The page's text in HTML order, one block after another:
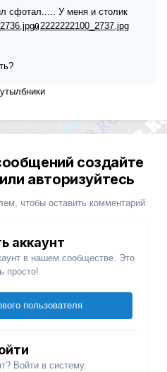
сфотал..... У меня и столик
2222222100_2737.jpg
создайте
авторизуйтесь
чтобы оставить комментарий
аккаунт
в нашем сообществе. Это
просто!
пользователя
Войти в систему.